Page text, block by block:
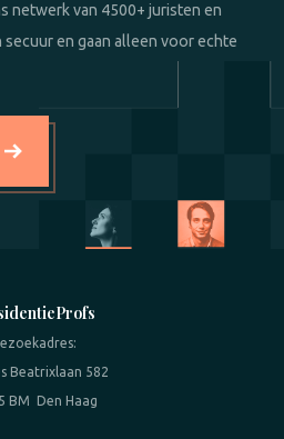
netwerk van 4500+ juristen en
en gaan alleen voor echte
Beatrixlaan 582
BM Den Haag